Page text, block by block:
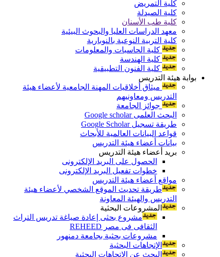
كلية التمريض
كلية الصيدلة
كلية طب الأسنان
معهد الدراسات العليا والبحوث البيئية
كلية التربية النوعية بالنوبارية
كلية الحاسبات والمعلومات
كلية الهندسة
كلية الفنون التطبيقية
بوابة هيئة التدريس
ميثاق أخلاقيات المهنة الجامعية لأعضاء هيئة
التدريس ومعاونيهم
جوائز الجامعة
البحث العلمى Google scholar
طريقة تسجيل Google Scholar
قواعد البيانات العالمية للأبحاث
بيانات أعضاء هيئة التدريس
بريد أعضاء هيئة التدريس
الحصول على البريد الإلكترونى
خطوات تفعيل البريد الإلكترونى
مواقع أعضاء هيئة التدريس
طريقة تحديث الموقع الشخصي لأعضاء هيئة
التدريس والهيئة المعاونة
المشروعات البحثية
مشروع بحثى إعادة صياغة تدريس التراث
الثقافى فى مصر REHEED
مشروعات بحثية بجامعة دمنهور
الإتجاهات البحثية
البحث عن الإتجاهات البحثية